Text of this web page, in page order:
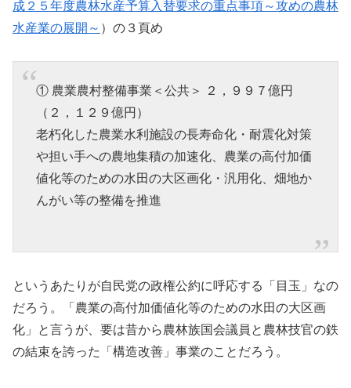
成２５年度農林水産予算入替要求の重点事項～攻めの農林
水産業の展開～ ）の３頁め
① 農業農村整備事業＜公共＞ ２，９９７億円
（２，１２９億円）
老朽化した農業水利施設の長寿命化・耐震化対策
や担い手への農地集積の加速化、農業の高付加価
値化等のための水田の大区画化・汎用化、畑地か
んがい等の整備を推進
というあたりが自民党の政権公約に呼応する「目玉」なの
だろう。「農業の高付加価値化等のための水田の大区画
化」と言うが、要は昔から農林族国会議員と農林技官の鉄
の結束を誇った「構造改善」事業のことだろう。